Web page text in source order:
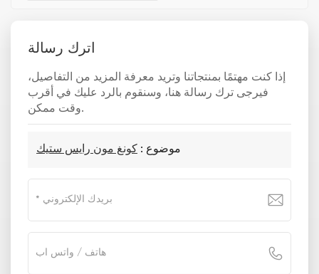
اترك رسالة
إذا كنت مهتمًا بمنتجاتنا وتريد معرفة المزيد من التفاصيل،
فيرجى ترك رسالة هنا، وسنقوم بالرد عليك في أقرب
وقت ممكن.
موضوع : كونغ مون رايس ستيك